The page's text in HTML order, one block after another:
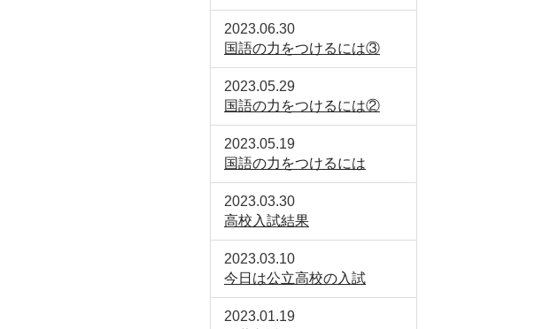
2023.06.30
国語の力をつけるには③
2023.05.29
国語の力をつけるには②
2023.05.19
国語の力をつけるには
2023.03.30
高校入試結果
2023.03.10
今日は公立高校の入試
2023.01.19